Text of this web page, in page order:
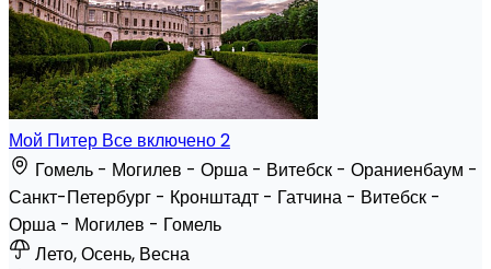
Мой Питер Все включено 2
Гомель - Могилев - Орша - Витебск - Ораниенбаум -
Санкт-Петербург - Кронштадт - Гатчина - Витебск -
Орша - Могилев - Гомель
Лето, Осень, Весна